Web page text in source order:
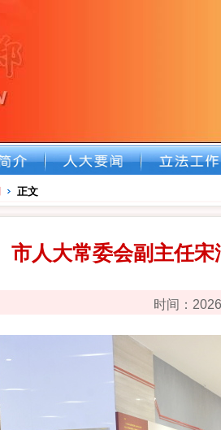
正文
市人大常委会副主任
时间：